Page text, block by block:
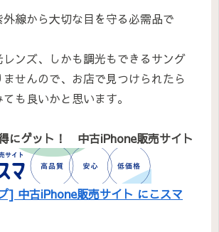
線から大切な目を守る必需品で
レンズ、しかも調光もできるサング
せんので、お店で見つけられたら
も良いかと思います。
にゲット！ 中古iPhone販売サイト
] 中古iPhone販売サイト にこスマ